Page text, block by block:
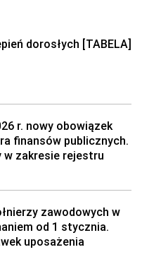
dorosłych [TABELA]
r. nowy obowiązek
finansów publicznych.
w zakresie rejestru
zawodowych w
od 1 stycznia.
uposażenia